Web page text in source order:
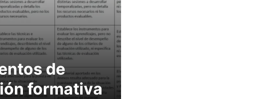
de
formativa